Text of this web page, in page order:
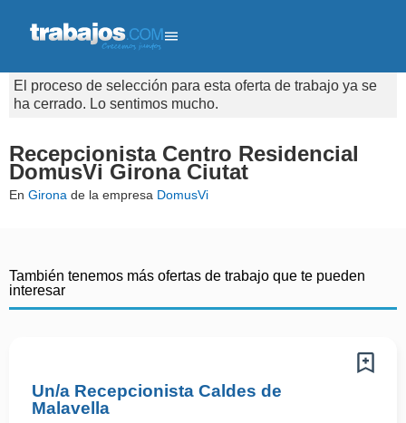
El proceso de selección para esta oferta de trabajo ya se
ha cerrado. Lo sentimos mucho.
Recepcionista Centro Residencial
DomusVi Girona Ciutat
En Girona de la empresa DomusVi
También tenemos más ofertas de trabajo que te pueden
interesar
Un/a Recepcionista Caldes de
Malavella